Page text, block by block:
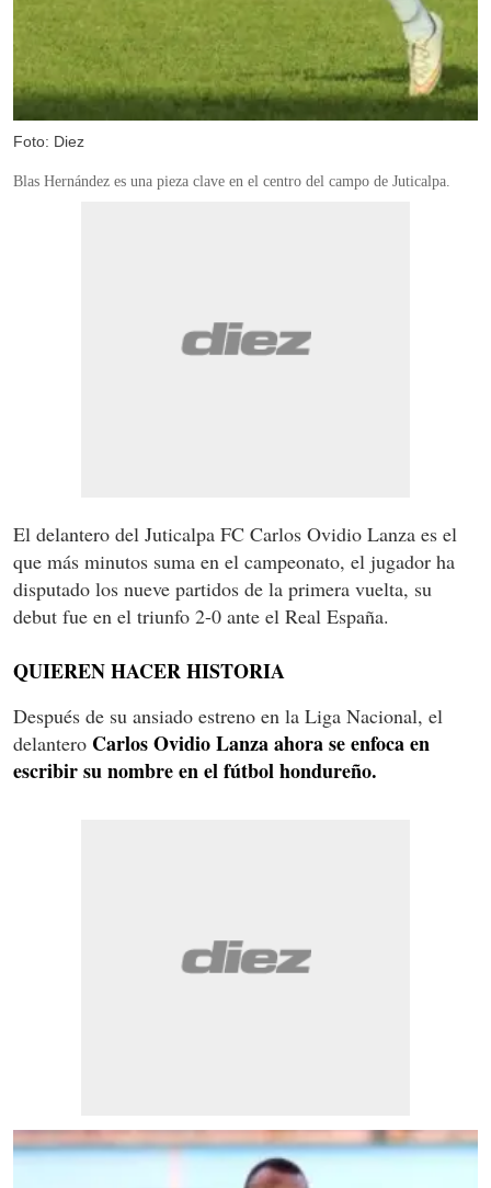
Foto: Diez
Blas Hernández es una pieza clave en el centro del campo de Juticalpa.
El delantero del Juticalpa FC Carlos Ovidio Lanza es el
que más minutos suma en el campeonato, el jugador ha
disputado los nueve partidos de la primera vuelta, su
debut fue en el triunfo 2-0 ante el Real España.
QUIEREN HACER HISTORIA
Después de su ansiado estreno en la Liga Nacional, el
delantero Carlos Ovidio Lanza ahora se enfoca en
escribir su nombre en el fútbol hondureño.